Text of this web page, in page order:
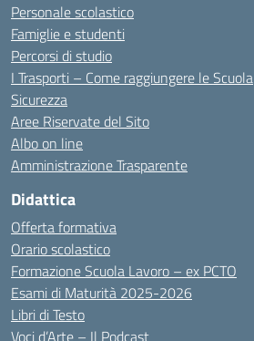
Personale scolastico
Famiglie e studenti
Percorsi di studio
I Trasporti – Come raggiungere le Scuola
Sicurezza
Aree Riservate del Sito
Albo on line
Amministrazione Trasparente
Didattica
Offerta formativa
Orario scolastico
Formazione Scuola Lavoro – ex PCTO
Esami di Maturità 2025-2026
Libri di Testo
Voci d’Arte – Il Podcast